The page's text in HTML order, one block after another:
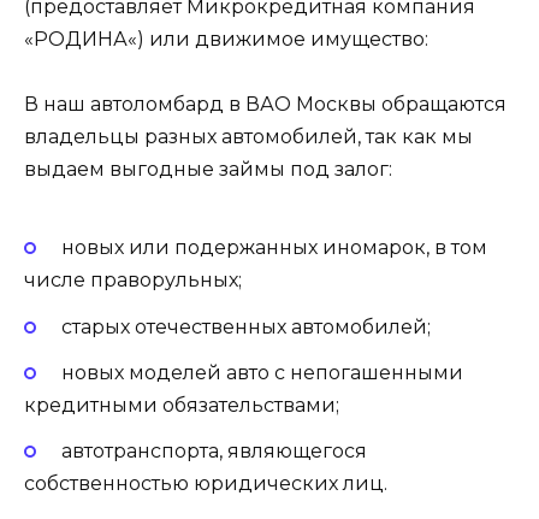
(предоставляет Микрокредитная компания
«РОДИНА«) или движимое имущество:
В наш автоломбард в ВАО Москвы обращаются
владельцы разных автомобилей, так как мы
выдаем выгодные займы под залог:
новых или подержанных иномарок, в том
числе праворульных;
старых отечественных автомобилей;
новых моделей авто с непогашенными
кредитными обязательствами;
автотранспорта, являющегося
собственностью юридических лиц.